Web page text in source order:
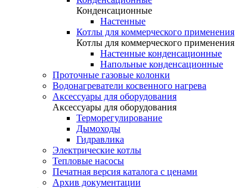
Конденсационные
Настенные
Котлы для коммерческого применения
Котлы для коммерческого применения
Настенные конденсационные
Напольные конденсационные
Проточные газовые колонки
Водонагреватели косвенного нагрева
Аксессуары для оборудования
Аксессуары для оборудования
Терморегулирование
Дымоходы
Гидравлика
Электрические котлы
Тепловые насосы
Печатная версия каталога с ценами
Архив документации